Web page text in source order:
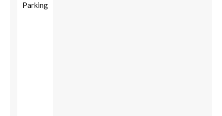
Parking